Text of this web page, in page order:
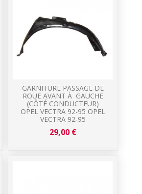
GARNITURE PASSAGE DE
ROUE AVANT À GAUCHE
(CÔTÉ CONDUCTEUR)
OPEL VECTRA 92-95 OPEL
VECTRA 92-95
29,00 €